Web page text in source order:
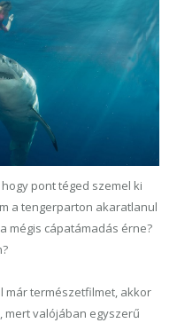
pont téged szemel ki
a tengerparton akaratlanul
mégis cápatámadás érne?
már természetfilmet, akkor
mert valójában egyszerű